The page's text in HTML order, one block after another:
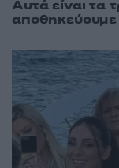
Αυτά είναι τα
αποθηκεύουμε